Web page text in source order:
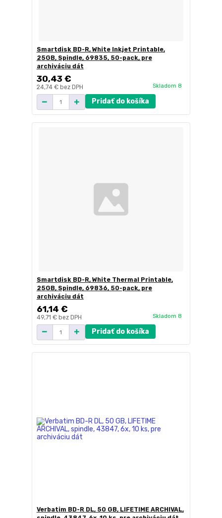
Smartdisk BD-R, White Inkjet Printable,
25GB, Spindle, 69835, 50-pack, pre
archiváciu dát
30,43 €
24,74 € bez DPH Skladom 8
Pridať do košíka
Smartdisk BD-R, White Thermal Printable,
25GB, Spindle, 69836, 50-pack, pre
archiváciu dát
61,14 €
49,71 € bez DPH Skladom 8
Pridať do košíka
Verbatim BD-R DL, 50 GB, LIFETIME ARCHIVAL,